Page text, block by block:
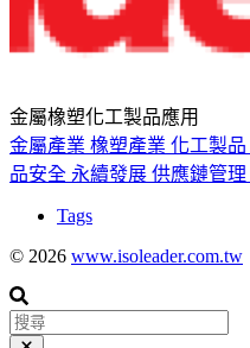
金屬橡塑化工製品應用
金屬產業 橡塑產業 化工製品
品安全 永續發展 供應鏈管理
Tags
© 2026 www.isoleader.com.tw